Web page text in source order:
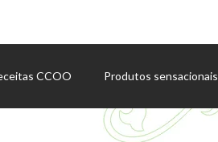
CCOO Produtos sensacionais